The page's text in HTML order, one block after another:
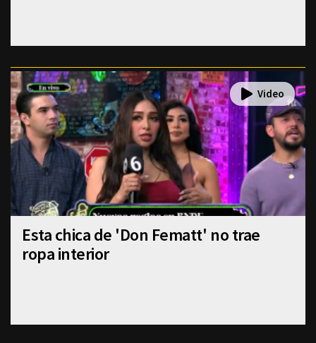
Esta chica de 'Don Fematt' no trae
ropa interior